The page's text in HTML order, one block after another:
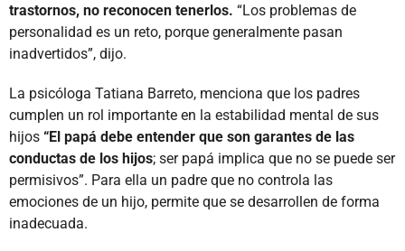
trastornos, no reconocen tenerlos. “Los problemas de
personalidad es un reto, porque generalmente pasan
inadvertidos”, dijo.
La psicóloga Tatiana Barreto, menciona que los padres
cumplen un rol importante en la estabilidad mental de sus
hijos “El papá debe entender que son garantes de las
conductas de los hijos; ser papá implica que no se puede ser
permisivos”. Para ella un padre que no controla las
emociones de un hijo, permite que se desarrollen de forma
inadecuada.